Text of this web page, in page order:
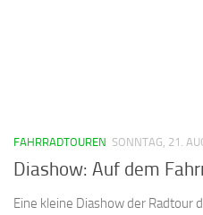
FAHRRADTOUREN SONNTAG, 21.
Diashow: Auf dem
Eine kleine Diashow der Radtour